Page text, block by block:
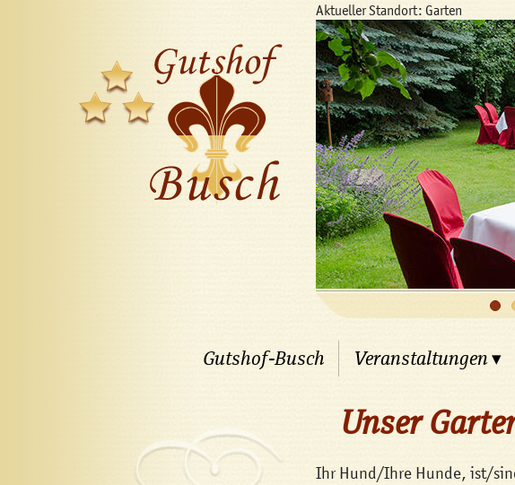
Aktueller Standort: Garten
Gutshof-Busch Veranstaltungen▾
Unser
Ihr Hund/Ihre Hunde, ist/